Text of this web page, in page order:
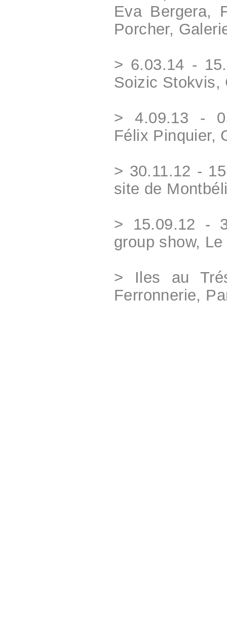
Eva Bergera,
Porcher,
> 6.03.14 -
Soizic Stokvis,
> 4.09.13 -
Félix Pinquier,
> 30.11.12 -
site de
> 15.09.12 -
group show,
> Iles au
Ferronnerie,